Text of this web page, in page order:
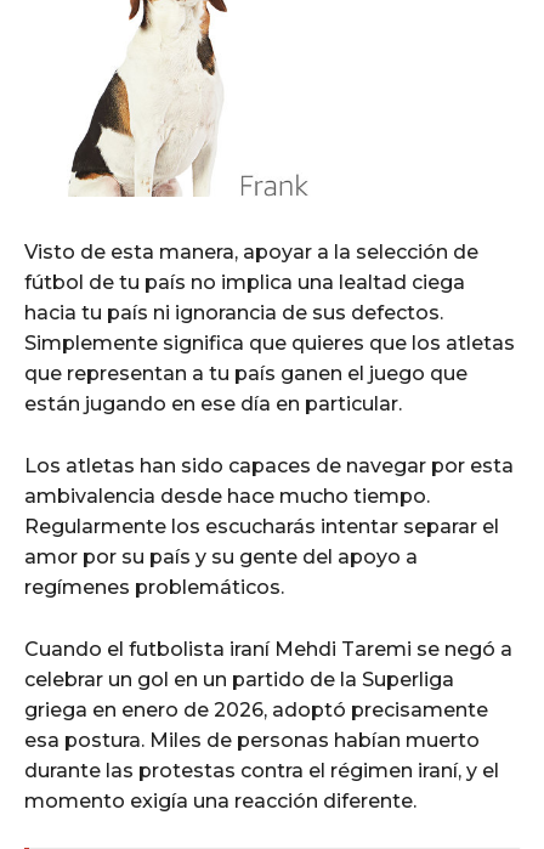
Visto de esta manera, apoyar a la selección de
fútbol de tu país no implica una lealtad ciega
hacia tu país ni ignorancia de sus defectos.
Simplemente significa que quieres que los atletas
que representan a tu país ganen el juego que
están jugando en ese día en particular.
Los atletas han sido capaces de navegar por esta
ambivalencia desde hace mucho tiempo.
Regularmente los escucharás intentar separar el
amor por su país y su gente del apoyo a
regímenes problemáticos.
Cuando el futbolista iraní Mehdi Taremi se negó a
celebrar un gol en un partido de la Superliga
griega en enero de 2026, adoptó precisamente
esa postura. Miles de personas habían muerto
durante las protestas contra el régimen iraní, y el
momento exigía una reacción diferente.